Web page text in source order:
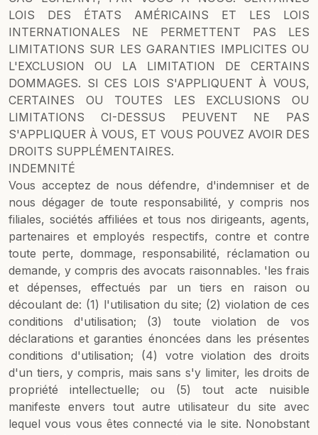
LOIS DES ÉTATS AMÉRICAINS ET LES LOIS
INTERNATIONALES NE PERMETTENT PAS LES
LIMITATIONS SUR LES GARANTIES IMPLICITES OU
L'EXCLUSION OU LA LIMITATION DE CERTAINS
DOMMAGES. SI CES LOIS S'APPLIQUENT À VOUS,
CERTAINES OU TOUTES LES EXCLUSIONS OU
LIMITATIONS CI-DESSUS PEUVENT NE PAS
S'APPLIQUER À VOUS, ET VOUS POUVEZ AVOIR DES
DROITS SUPPLÉMENTAIRES.
INDEMNITÉ
Vous acceptez de nous défendre, d'indemniser et de
nous dégager de toute responsabilité, y compris nos
filiales, sociétés affiliées et tous nos dirigeants, agents,
partenaires et employés respectifs, contre et contre
toute perte, dommage, responsabilité, réclamation ou
demande, y compris des avocats raisonnables. 'les frais
et dépenses, effectués par un tiers en raison ou
découlant de: (1) l'utilisation du site; (2) violation de ces
conditions d'utilisation; (3) toute violation de vos
déclarations et garanties énoncées dans les présentes
conditions d'utilisation; (4) votre violation des droits
d'un tiers, y compris, mais sans s'y limiter, les droits de
propriété intellectuelle; ou (5) tout acte nuisible
manifeste envers tout autre utilisateur du site avec
lequel vous vous êtes connecté via le site. Nonobstant